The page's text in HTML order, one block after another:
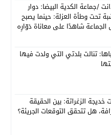
/جماعة الكدية البيضا: دوار
تحت وطأة العزلة: حينما يصبح
شاهدًا على معاناة دَوّارِه
تنالت بلدتي التي ولدت فيها
خديجة الزغراتة: بين الحقيقة
هل تتحقق التوقعات الجريئة؟